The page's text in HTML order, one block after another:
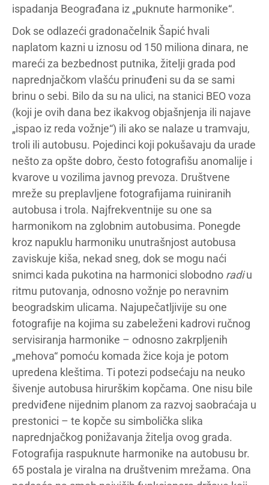
ispadanja Beograđana iz „puknute harmonike“.
Dok se odlazeći gradonačelnik Šapić hvali
naplatom kazni u iznosu od 150 miliona dinara, ne
mareći za bezbednost putnika, žitelji grada pod
naprednjačkom vlašću prinuđeni su da se sami
brinu o sebi. Bilo da su na ulici, na stanici BEO voza
(koji je ovih dana bez ikakvog objašnjenja ili najave
„ispao iz reda vožnje“) ili ako se nalaze u tramvaju,
troli ili autobusu. Pojedinci koji pokušavaju da urade
nešto za opšte dobro, često fotografišu anomalije i
kvarove u vozilima javnog prevoza. Društvene
mreže su preplavljene fotografijama ruiniranih
autobusa i trola. Najfrekventnije su one sa
harmonikom na zglobnim autobusima. Ponegde
kroz napuklu harmoniku unutrašnjost autobusa
zaviskuje kiša, nekad sneg, dok se mogu naći
snimci kada pukotina na harmonici slobodno radiu
ritmu putovanja, odnosno vožnje po neravnim
beogradskim ulicama. Najupečatljivije su one
fotografije na kojima su zabeleženi kadrovi ručnog
servisiranja harmonike – odnosno zakrpljenih
„mehova“ pomoću komada žice koja je potom
upredena kleštima. Ti potezi podsećaju na neuko
šivenje autobusa hirurškim kopčama. One nisu bile
predviđene nijednim planom za razvoj saobraćaja u
prestonici – te kopče su simbolička slika
naprednjačkog ponižavanja žitelja ovog grada.
Fotografija raspuknute harmonike na autobusu br.
65 postala je viralna na društvenim mrežama. Ona